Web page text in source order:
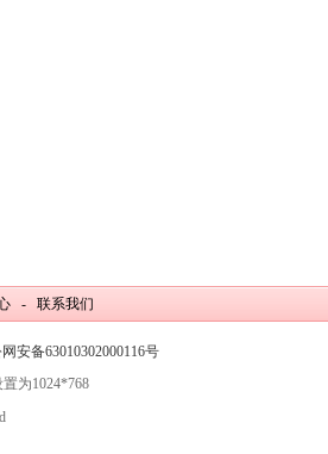
- 联系我们
安备63010302000116号
为1024*768